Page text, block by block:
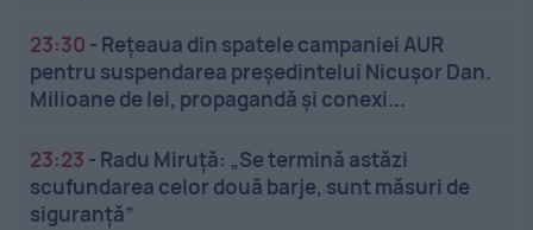
23:30 - Rețeaua din spatele campaniei AUR
pentru suspendarea președintelui Nicușor Dan.
Milioane de lei, propagandă și conexi...
23:23 - Radu Miruță: „Se termină astăzi
scufundarea celor două barje, sunt măsuri de
siguranţă”